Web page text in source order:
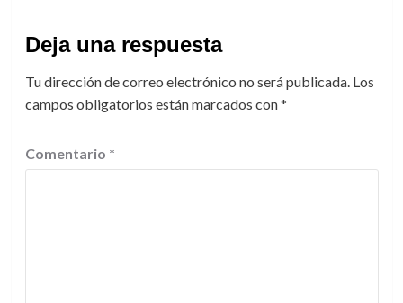
Deja una respuesta
Tu dirección de correo electrónico no será publicada. Los
campos obligatorios están marcados con*
Comentario *